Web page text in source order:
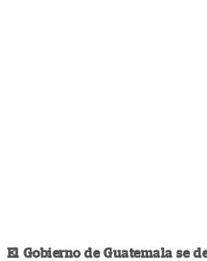
El Gobierno de Guatemala se